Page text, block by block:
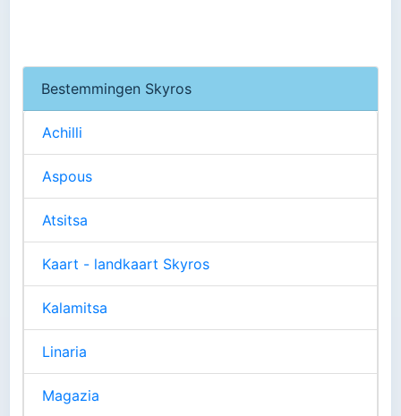
Bestemmingen Skyros
Achilli
Aspous
Atsitsa
Kaart - landkaart Skyros
Kalamitsa
Linaria
Magazia